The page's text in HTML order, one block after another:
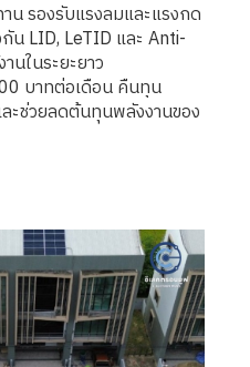
น รองรับแรงลมและแรงกด
LID, LeTID และ Anti-
นในระยะยาว
บาทต่อเดือน คืนทุน
ะช่วยลดต้นทุนพลังงานของ